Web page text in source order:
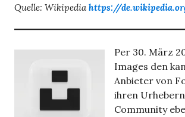
Quelle: Wikipedia https://
Per 30. März
Images den
Anbieter von
ihren
Community